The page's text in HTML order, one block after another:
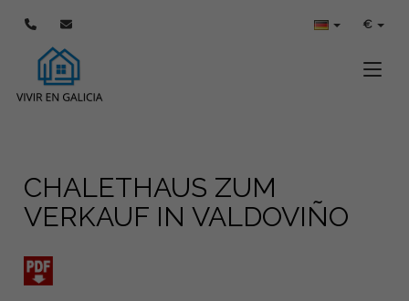
€
CHALETHAUS ZUM
VERKAUF IN VALDOVIÑO